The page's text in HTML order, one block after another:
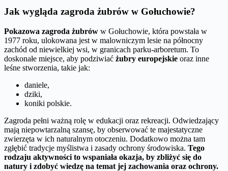
Jak wygląda zagroda żubrów w Gołuchowie?
Pokazowa zagroda żubrów w Gołuchowie, która powstała w
1977 roku, ulokowana jest w malowniczym lesie na północny
zachód od niewielkiej wsi, w granicach parku-arboretum. To
doskonałe miejsce, aby podziwiać żubry europejskie oraz inne
leśne stworzenia, takie jak:
daniele,
dziki,
koniki polskie.
Zagroda pełni ważną rolę w edukacji oraz rekreacji. Odwiedzający
mają niepowtarzalną szansę, by obserwować te majestatyczne
zwierzęta w ich naturalnym otoczeniu. Dodatkowo można tam
zgłębić tradycje myślistwa i zasady ochrony środowiska. Tego
rodzaju aktywności to wspaniała okazja, by zbliżyć się do
natury i zdobyć wiedzę na temat jej zachowania oraz ochrony.